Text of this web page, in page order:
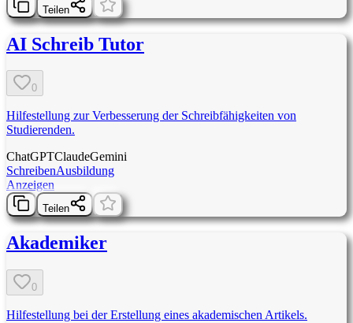
Teilen
AI Schreib Tutor
0
Hilfestellung zur Verbesserung der Schreibfähigkeiten von
Studierenden.
ChatGPTClaudeGemini
SchreibenAusbildung
Anzeigen
Teilen
Akademiker
0
Hilfestellung bei der Erstellung eines akademischen Artikels.